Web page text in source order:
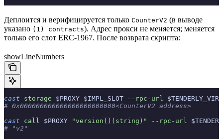
Деплоится и верифицируется только CounterV2 (в выводе
указано (1) contracts). Адрес прокси не меняется; меняется
только его слот ERC-1967. После возврата скрипта:
showLineNumbers
cast storage $PROXY $IMPL_SLOT --rpc-url
# 0x000000000000000000000000<CounterV2 address>
cast call $PROXY "version()(string)" --rpc-url
# "v2"